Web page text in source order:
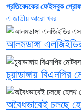
প্রতিবেদকের ফেইসবুক
এ জাতীয় আরো খবর
আলমডাঙ্গা
চুয়াডাঙ্গায়
অবৈধভাবেই চলছে